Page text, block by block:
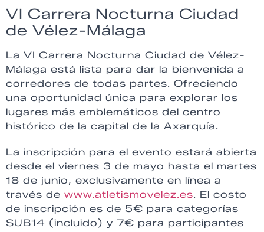
VI Carrera Nocturna Ciudad
de Vélez-Málaga
La VI Carrera Nocturna Ciudad de Vélez-
Málaga está lista para dar la bienvenida a
corredores de todas partes. Ofreciendo
una oportunidad única para explorar los
lugares más emblemáticos del centro
histórico de la capital de la Axarquía.
La inscripción para el evento estará abierta
desde el viernes 3 de mayo hasta el martes
18 de junio, exclusivamente en línea a
través de www.atletismovelez.es. El costo
de inscripción es de 5€ para categorías
SUB14 (incluido) y 7€ para participantes